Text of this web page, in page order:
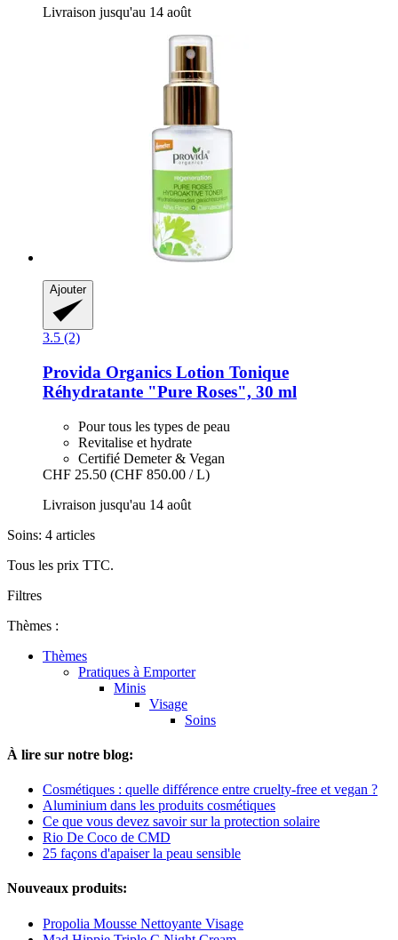
Livraison jusqu'au 14 août
Ajouter
3.5 (2)
Provida Organics Lotion Tonique
Réhydratante "Pure Roses", 30 ml
Pour tous les types de peau
Revitalise et hydrate
Certifié Demeter & Vegan
CHF 25.50 (CHF 850.00 / L)
Livraison jusqu'au 14 août
Soins: 4 articles
Tous les prix TTC.
Filtres
Thèmes :
Thèmes
Pratiques à Emporter
Minis
Visage
Soins
À lire sur notre blog:
Cosmétiques : quelle différence entre cruelty-free et vegan ?
Aluminium dans les produits cosmétiques
Ce que vous devez savoir sur la protection solaire
Rio De Coco de CMD
25 façons d'apaiser la peau sensible
Nouveaux produits:
Propolia Mousse Nettoyante Visage